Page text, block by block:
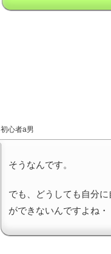
初心者a男
そうなんです。
でも、どうしても自分に
ができないんですよね・